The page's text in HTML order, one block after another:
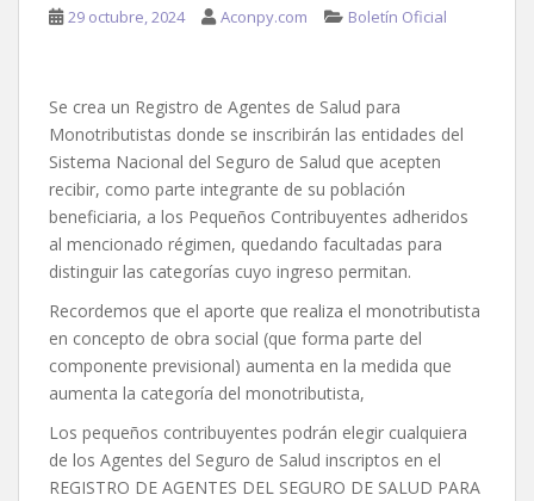
29 octubre, 2024 Aconpy.com Boletín Oficial
Se crea un Registro de Agentes de Salud para
Monotributistas donde se inscribirán las entidades del
Sistema Nacional del Seguro de Salud que acepten
recibir, como parte integrante de su población
beneficiaria, a los Pequeños Contribuyentes adheridos
al mencionado régimen, quedando facultadas para
distinguir las categorías cuyo ingreso permitan.
Recordemos que el aporte que realiza el monotributista
en concepto de obra social (que forma parte del
componente previsional) aumenta en la medida que
aumenta la categoría del monotributista,
Los pequeños contribuyentes podrán elegir cualquiera
de los Agentes del Seguro de Salud inscriptos en el
REGISTRO DE AGENTES DEL SEGURO DE SALUD PARA